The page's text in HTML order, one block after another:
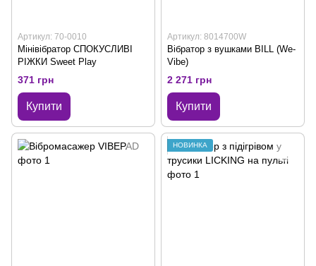
Артикул: 70-0010
Мінівібратор СПОКУСЛИВІ
РІЖКИ Sweet Play
371 грн
Купити
Артикул: 8014700W
Вібратор з вушками BILL (We-
Vibe)
2 271 грн
Купити
НОВИНКА